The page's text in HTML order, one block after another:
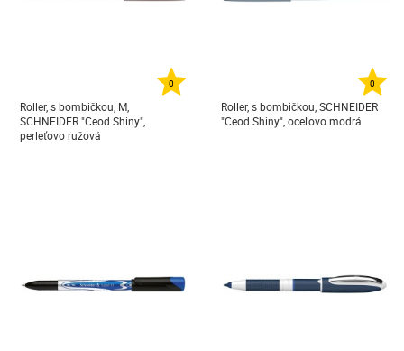
0
Roller, s bombičkou, M,
SCHNEIDER "Ceod Shiny",
perleťovo ružová
0
Roller, s bombičkou, SCHNEIDER
"Ceod Shiny", oceľovo modrá